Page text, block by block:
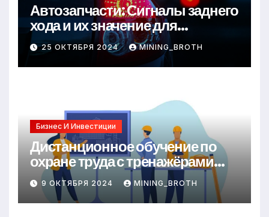
Автозапчасти: Сигналы заднего
хода и их значение для
безопасности на дороге
25 ОКТЯБРЯ 2024 MINING_BROTH
Бизнес И Инвестиции
Дистанционное обучение по
охране труда с тренажёрами
онлайн
9 ОКТЯБРЯ 2024 MINING_BROTH